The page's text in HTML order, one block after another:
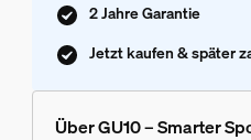
2 Jahre Garantie
Jetzt kaufen & später
Über GU10 – Smarter